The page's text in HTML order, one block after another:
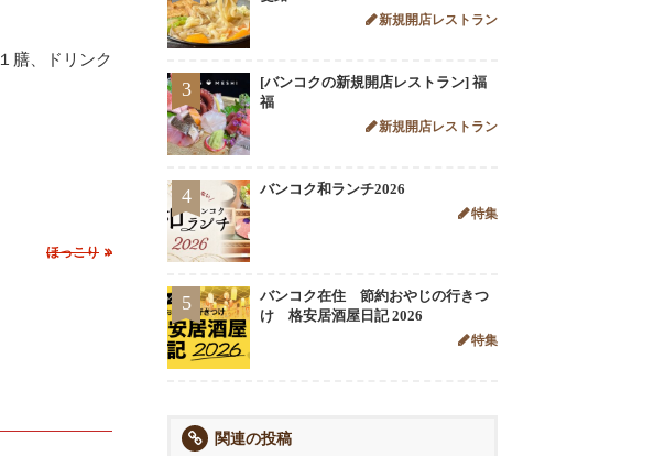
膳、ドリンク
ほっこり
新規開店レストラン
3
[バンコクの新規開店レストラン] 福
福
新規開店レストラン
4 バンコク和ランチ2026
特集
5
バンコク在住 節約おやじの行きつ
け 格安居酒屋日記 2026
特集
関連の投稿